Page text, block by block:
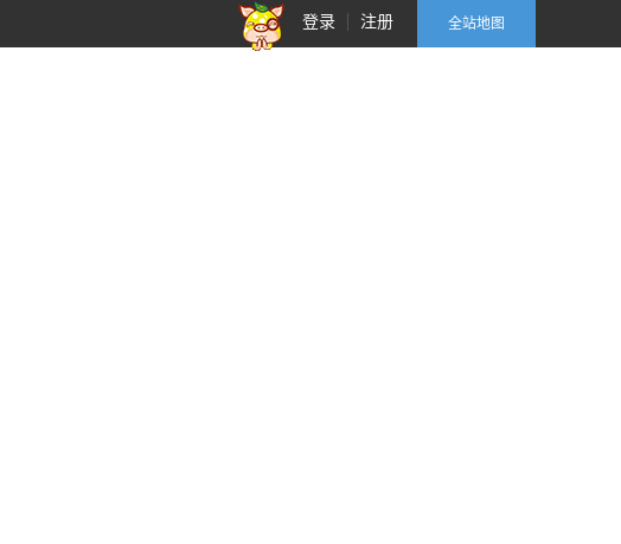
登录 注册 全站地图